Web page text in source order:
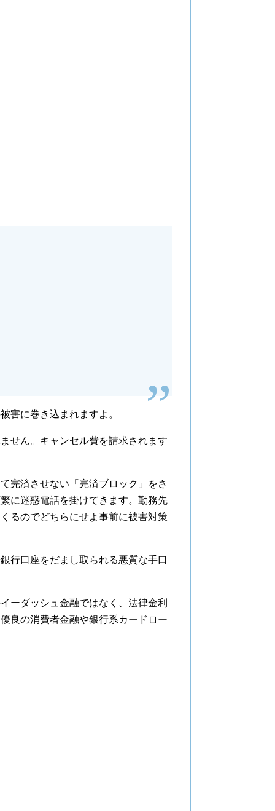
害に巻き込まれますよ。
せん。キャンセル費を請求されます
完済させない「完済ブロック」をさ
に迷惑電話を掛けてきます。勤務先
るのでどちらにせよ事前に被害対策
行口座をだまし取られる悪質な手口
ーダッシュ金融ではなく、法律金利
良の消費者金融や銀行系カードロー